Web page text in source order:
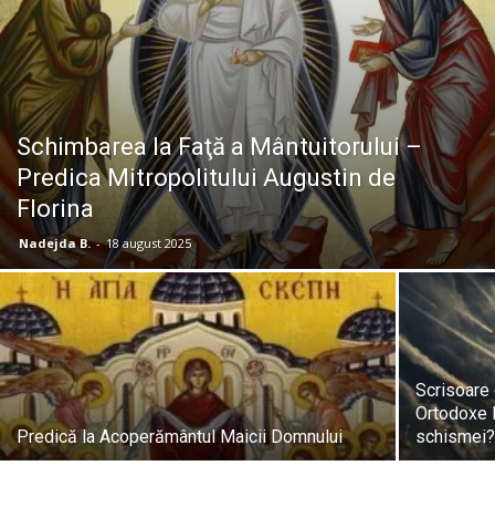
Schimbarea la Faţă a Mântuitorului –
Predica Mitropolitului Augustin de
Florina
Nadejda B. - 18 august 2025
Predică la Acoperământul Maicii Domnului
Ortodoxe
schismei?